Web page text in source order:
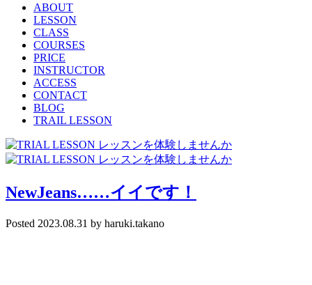
ABOUT
LESSON
CLASS
COURSES
PRICE
INSTRUCTOR
ACCESS
CONTACT
BLOG
TRAIL LESSON
NewJeans……イイです！
Posted 2023.08.31 by haruki.takano